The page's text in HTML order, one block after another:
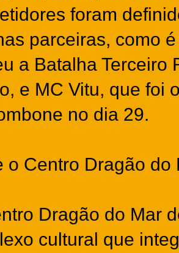
foram
parceiras, como
a Batalha Terceiro
e MC Vitu, que foi
no dia 29.
o Centro Dragão do
Dragão do Mar
cultural que